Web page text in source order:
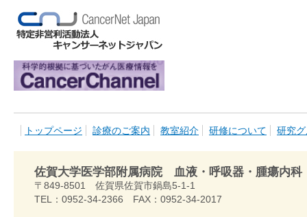
トップページ 診療のご案内 教室紹介 研修について 研究
佐賀大学医学部附属病院 血液・呼吸器・腫瘍内科
〒849-8501 佐賀県佐賀市鍋島5-1-1
TEL：0952-34-2366 FAX：0952-34-2017